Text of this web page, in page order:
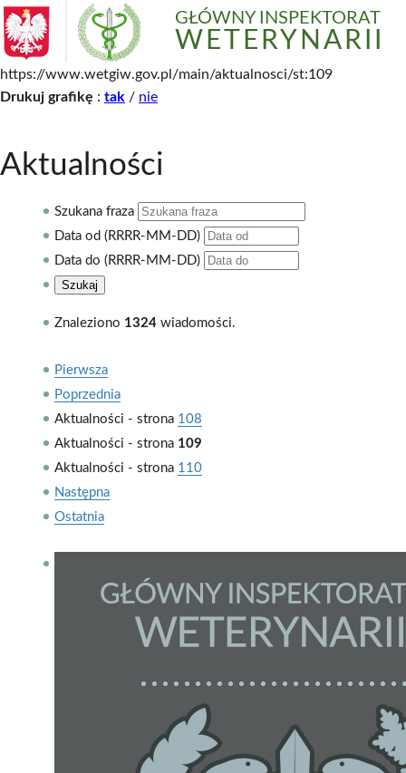
GŁÓWNY INSPEKTORAT
WETERYNARII
https://www.wetgiw.gov.pl/main/aktualnosci/st:109
Drukuj grafikę : tak / nie
Aktualności
Szukana fraza
Data od (RRRR-MM-DD)
Data do (RRRR-MM-DD)
Znaleziono 1324 wiadomości.
Pierwsza
Poprzednia
Aktualności - strona 108
Aktualności - strona 109
Aktualności - strona 110
Następna
Ostatnia